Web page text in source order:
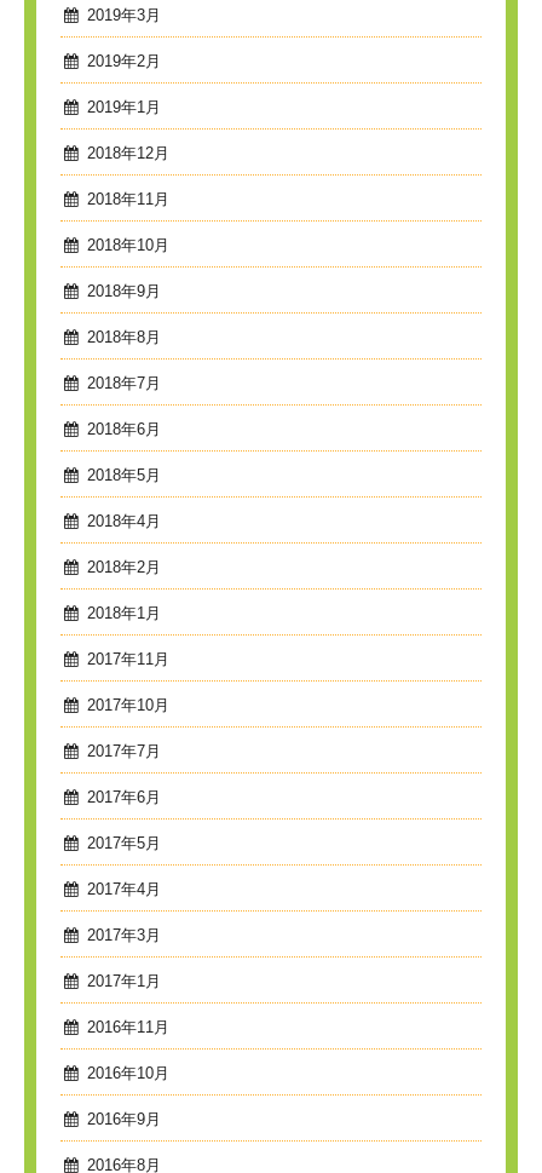
2019年3月
2019年2月
2019年1月
2018年12月
2018年11月
2018年10月
2018年9月
2018年8月
2018年7月
2018年6月
2018年5月
2018年4月
2018年2月
2018年1月
2017年11月
2017年10月
2017年7月
2017年6月
2017年5月
2017年4月
2017年3月
2017年1月
2016年11月
2016年10月
2016年9月
2016年8月